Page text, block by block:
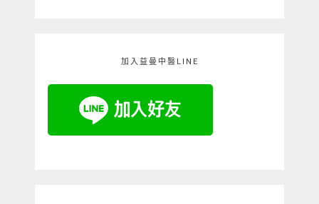
加入益曼中醫LINE